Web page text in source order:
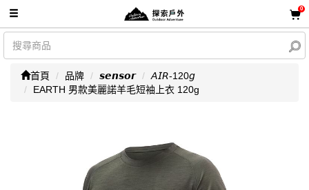
0
首頁 品牌 𝙨𝙚𝙣𝙨𝙤𝙧
𝘈𝘐𝘙-120𝘨
EARTH 男款美麗諾羊毛短袖上衣 120g